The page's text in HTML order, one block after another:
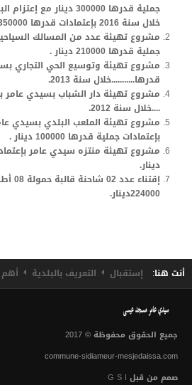
الموقع الجغرافي
تاريخ المدينة
زيارة المدينة
الحياة الإقتصادية
المدينة بالأرقام
المنشأت
الجمعيات و المنظمات
مثال التهيئة
التنظيم الهيكلي
الخطط الوظيفية
تنمية الموارد البشرية
جملية قدرها 300000
خلال سنة 2016 بإعتمادات قدرها 350000 دينار.
جملية قدرها 210000 دينار .
مشروع تهيئة وتوسيع الحي التجاري
قدرها...........خلال سنة 2013.
مشروع تهيئة دار الشباب بسيدي عامر
....خلال سنة 2012.
بإعتمادات جملية قدرها 100000 دينار .
دينار.
224000دينار.
أنت هنا: إستقبال التعريف بالبلدية أهم
جميع الحقوق محفوظة © 2017
commune-sidiameur-mesjedaissa.com
صمم من قبل